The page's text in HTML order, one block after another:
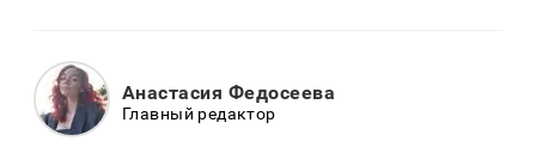
Анастасия Федосеева
Главный редактор